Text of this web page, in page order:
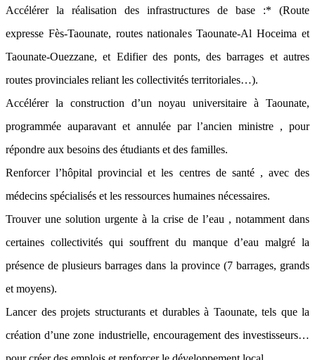
Accélérer la réalisation des infrastructures de base :* (Route
expresse Fès-Taounate, routes nationales Taounate-Al Hoceima et
Taounate-Ouezzane, et Edifier des ponts, des barrages et autres
routes provinciales reliant les collectivités territoriales…).
Accélérer la construction d’un noyau universitaire à Taounate,
programmée auparavant et annulée par l’ancien ministre , pour
répondre aux besoins des étudiants et des familles.
Renforcer l’hôpital provincial et les centres de santé , avec des
médecins spécialisés et les ressources humaines nécessaires.
Trouver une solution urgente à la crise de l’eau , notamment dans
certaines collectivités qui souffrent du manque d’eau malgré la
présence de plusieurs barrages dans la province (7 barrages, grands
et moyens).
Lancer des projets structurants et durables à Taounate, tels que la
création d’une zone industrielle, encouragement des investisseurs…